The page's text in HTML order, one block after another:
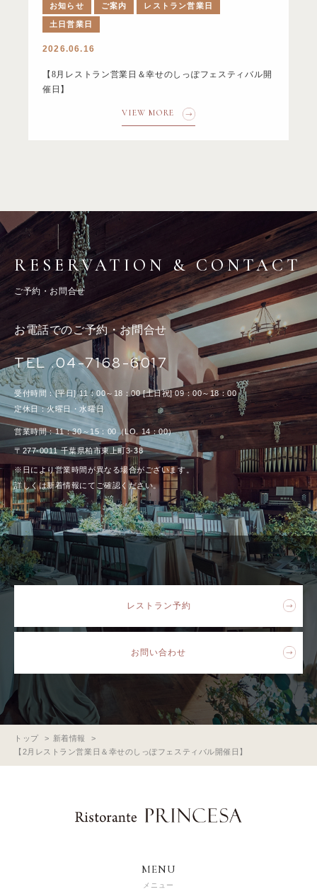
お知らせ ご案内 レストラン営業日
土日営業日
2026.06.16
【8月レストラン営業日＆幸せのしっぽフェスティバル開
催日】
VIEW MORE
RESERVATION & CONTACT
ご予約・お問合せ
レストラン予約
お問い合わせ
お電話でのご予約・お問合せ
TEL .04-7168-6017
受付時間：[平日] 11：00～18：00 [土日祝] 09：00～18：00
定休日：火曜日・水曜日
営業時間：11：30～15：00（LO. 14：00）
〒277-0011 千葉県柏市東上町3-38
※日により営業時間が異なる場合がございます。
詳しくは新着情報にてご確認ください。
トップ
新着情報
【2月レストラン営業日＆幸せのしっぽフェスティバル開催日】
MENU
メニュー